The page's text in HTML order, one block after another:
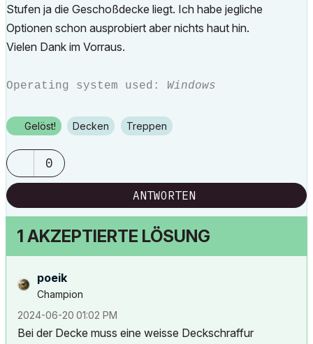
Stufen ja die Geschoßdecke liegt. Ich habe jegliche
Optionen schon ausprobiert aber nichts haut hin.
Vielen Dank im Vorraus.
Operating system used: Windows
Gelöst! Decken Treppen
0
ANTWORTEN
1 AKZEPTIERTE LÖSUNG
poeik
Champion
‎2024-06-20 01:02 PM
Bei der Decke muss eine weisse Deckschraffur